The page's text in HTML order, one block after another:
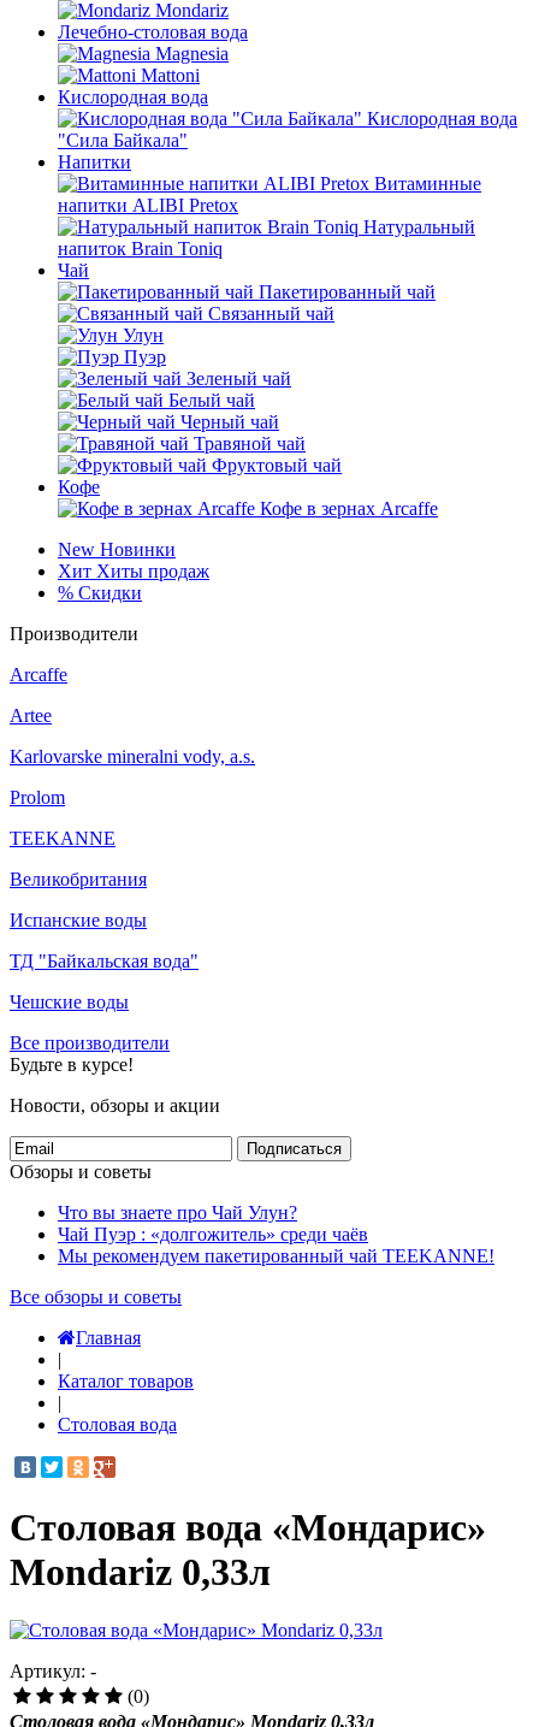
Mondariz
Лечебно-столовая вода
Magnesia
Mattoni
Кислородная вода
Кислородная вода
"Сила Байкала"
Напитки
Витаминные
напитки ALIBI Pretox
Натуральный
напиток Brain Toniq
Чай
Пакетированный чай
Связанный чай
Улун
Пуэр
Зеленый чай
Белый чай
Черный чай
Травяной чай
Фруктовый чай
Кофе
Кофе в зернах Arcaffe
New Новинки
Хит Хиты продаж
% Скидки
Производители
Arcaffe
Artee
Karlovarske mineralni vody, a.s.
Prolom
TEEKANNE
Великобритания
Испанские воды
ТД "Байкальская вода"
Чешские воды
Все производители
Будьте в курсе!
Новости, обзоры и акции
Подписаться
Обзоры и советы
Что вы знаете про Чай Улун?
Чай Пуэр : «долгожитель» среди чаёв
Мы рекомендуем пакетированный чай TEEKANNE!
Все обзоры и советы
Главная
|
Каталог товаров
|
Столовая вода
Столовая вода «Мондарис»
Mondariz 0,33л
Артикул: -
(0)
Столовая вода «Мондарис» Mondariz 0,33л